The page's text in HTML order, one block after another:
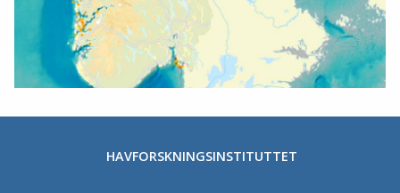
HAVFORSKNINGSINSTITUTTET